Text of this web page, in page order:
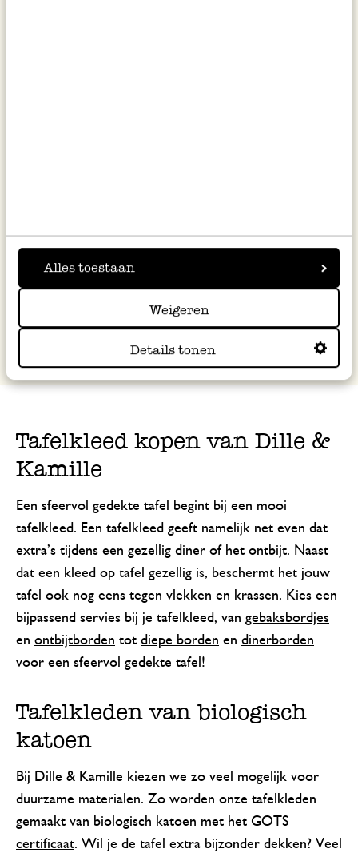
Alles toestaan
Weigeren
Details tonen
1 2 3 4 5
Tafelkleed kopen van Dille &
Kamille
Een sfeervol gedekte tafel begint bij een mooi
tafelkleed. Een tafelkleed geeft namelijk net even dat
extra’s tijdens een gezellig diner of het ontbijt. Naast
dat een kleed op tafel gezellig is, beschermt het jouw
tafel ook nog eens tegen vlekken en krassen. Kies een
bijpassend servies bij je tafelkleed, van gebaksbordjes
en ontbijtborden tot diepe borden en dinerborden
voor een sfeervol gedekte tafel!
Tafelkleden van biologisch
katoen
Bij Dille & Kamille kiezen we zo veel mogelijk voor
duurzame materialen. Zo worden onze tafelkleden
gemaakt van biologisch katoen met het GOTS
certificaat. Wil je de tafel extra bijzonder dekken? Veel